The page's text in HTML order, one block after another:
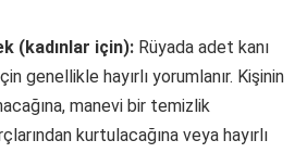
(kadınlar için): Rüyada adet kanı
genellikle hayırlı yorumlanır. Kişinin
manevi bir temizlik
kurtulacağına veya hayırlı